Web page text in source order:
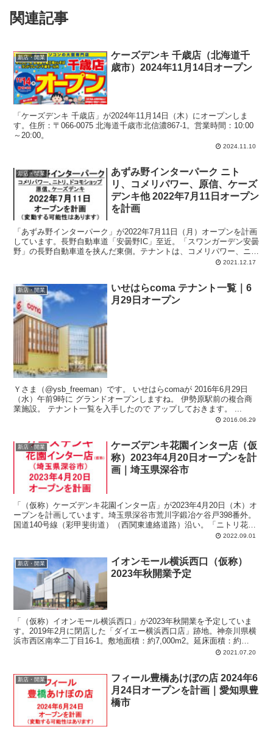
関連記事
新店・開業
ケーズデンキ 千歳店（北海道千
歳市）2024年11月14日オープン
「ケーズデンキ 千歳店」が2024年11月14日（木）にオープンしま
す。住所：〒066-0075 北海道千歳市北信濃867-1。営業時間：10:00
～20:00。
2024.11.10
新店・開業
あずみ野インターパーク ニト
リ、コメリパワー、原信、ケーズ
デンキ他 2022年7月11日オープン
を計画
「あずみ野インターパーク」が2022年7月11日（月）オープンを計画
しています。長野自動車道「安曇野IC」至近。「スワンガーデン安曇
野」の長野自動車道を挟んだ東側。テナントは、コメリパワー、ニト
リ、ドコモショップ、原信、ケーズデンキ、など。詳しい計画概要は
2021.12.17
新店・開業
いせはらcoma テナント一覧｜6
月29日オープン
Ｙさま（@ysb_freeman）です。 いせはらcomaが 2016年6月29日
（水）午前9時に グランドオープンしますね。 伊勢原駅前の複合商
業施設。 テナント一覧を入手したので アップしておきます。 ...
2016.06.29
新店・開業
ケーズデンキ花園インター店（仮
称）2023年4月20日オープンを計
画｜埼玉県深谷市
「（仮称）ケーズデンキ花園インター店」が2023年4月20日（木）オ
ープンを計画しています。埼玉県深谷市荒川字鍛冶ケ谷戸398番外。
国道140号線（彩甲斐街道）（西関東連絡道路）沿い。「ニトリ花園
インター店」の並び。計画では、店舗面積：2,977m2、駐車場：117
2022.09.01
新店・開業
イオンモール横浜西口（仮称）
2023年秋開業予定
「（仮称）イオンモール横浜西口」が2023年秋開業を予定していま
す。2019年2月に閉店した「ダイエー横浜西口店」跡地。神奈川県横
浜市西区南幸二丁目16-1。敷地面積：約7,000m2。延床面積：約
35,000m2。総賃貸面積：約20,000m2。開発コンセプトは 2021.07.20
新店・開業
フィール豊橋あけぼの店 2024年6
月24日オープンを計画｜愛知県豊
橋市